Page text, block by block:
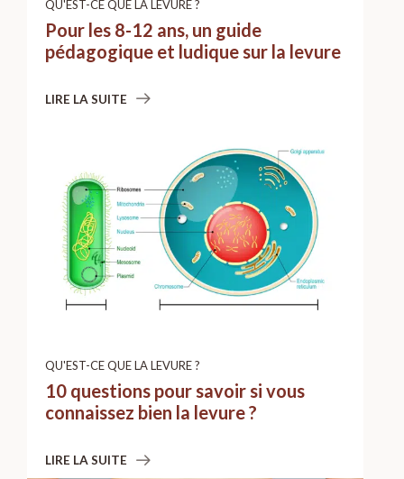
QU'EST-CE QUE LA LEVURE ?
Pour les 8-12 ans, un guide
pédagogique et ludique sur la levure
LIRE LA SUITE
QU'EST-CE QUE LA LEVURE ?
10 questions pour savoir si vous
connaissez bien la levure ?
LIRE LA SUITE